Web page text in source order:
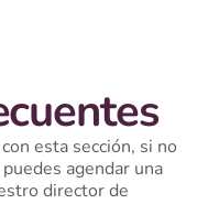
esta sección, si no
agendar una
director de